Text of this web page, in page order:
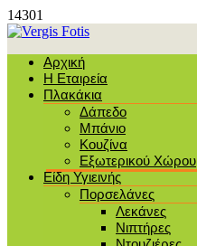
14301
Αρχική
Η Εταιρεία
Πλακάκια
Δάπεδο
Μπάνιο
Κουζίνα
Εξωτερικού Χώρου
Είδη Υγιεινής
Πορσελάνες
Λεκάνες
Νιπτήρες